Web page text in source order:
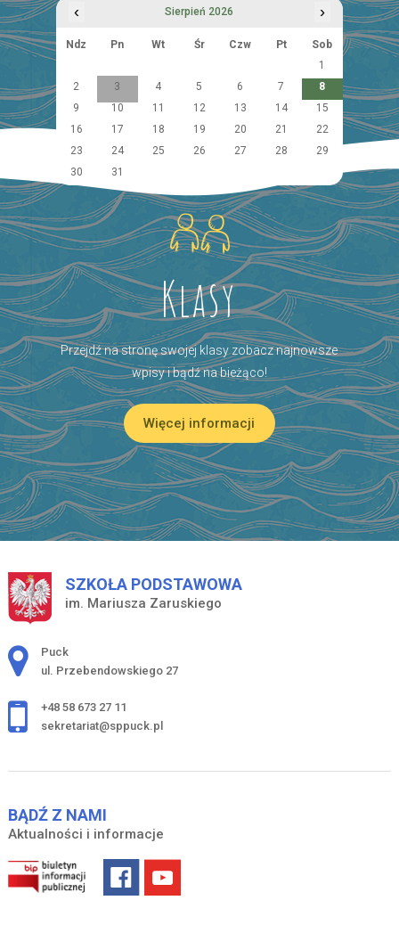
‹ Sierpień 2026 ›
Ndz Pn Wt Śr Czw Pt
Sob
1
2
3 4 5 6 7
8
9
10 11 12 13 14
15
16
17 18 19 20 21
22
23
24 25 26 27 28
29
30
31
Klasy
Przejdź na stronę swojej klasy zobacz najnowsze
wpisy i bądź na bieżąco!
Więcej informacji
SZKOŁA PODSTAWOWA
im. Mariusza Zaruskiego
Adres pocztowy:
Puck
ul. Przebendowskiego 27
+48 58 673 27 11
sekretariat@sppuck.pl
BĄDŹ Z NAMI
Aktualności i informacje